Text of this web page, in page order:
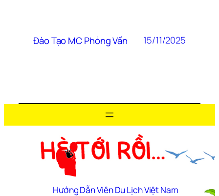
Đào Tạo MC Phỏng Vấn 15/11/2025
Hướng Dẫn Viên Du Lịch Việt Nam